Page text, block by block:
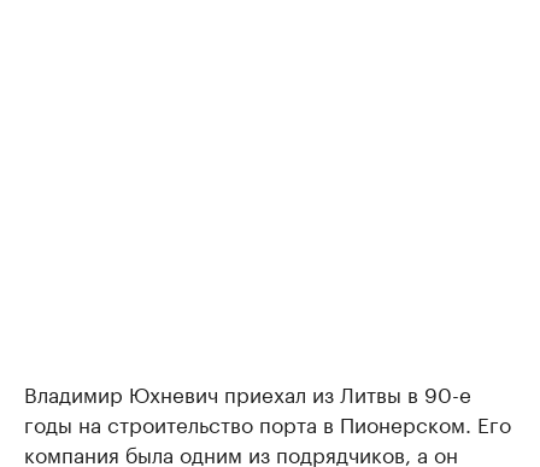
Владимир Юхневич приехал из Литвы в 90-е
годы на строительство порта в Пионерском. Его
компания была одним из подрядчиков, а он